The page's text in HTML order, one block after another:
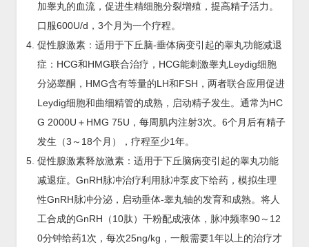
加睾丸的血流，促进生精细胞分裂增殖，提高精子活力。
口服600U/d，3个月为一个疗程。
促性腺激素：适用于下丘脑-垂体病变引起的睾丸功能减退
症：HCG和HMG联合治疗，HCG能刺激睾丸Leydig细胞
分泌睾酮，HMG含有等量的LH和FSH，两者联合应用促进
Leydig细胞和曲细精管的成熟，启动精子发生。通常为HC
G 2000U＋HMG 75U，每周肌内注射3次。6个月后有精子
发生（3～18个月），疗程至少1年。
促性腺激素释放激素：适用于下丘脑病变引起的睾丸功能
减退症。GnRH脉冲治疗利用脉冲泵皮下给药，模拟生理
性GnRH脉冲分泌，启动垂体-睾丸轴的发育和成熟。将人
工合成的GnRH（10肽）干粉配成液体，脉冲频率90～12
0分钟给药1次，每次25ng/kg，一般需要1年以上的治疗才